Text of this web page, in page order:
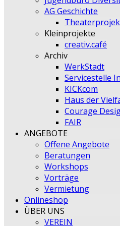
AG Geschichte
Kleinprojekte
creativ.café
Archiv
WerkStadt
Servicestelle
KICKcom
Haus der
Courage
FAIR
ANGEBOTE
Offene Angebote
Beratungen
Workshops
Vorträge
Vermietung
Onlineshop
ÜBER UNS
VEREIN